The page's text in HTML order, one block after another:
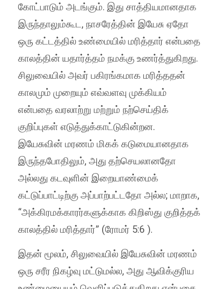
கோட்பாடும் அடங்கும். இது சாத்தியமானதாக
இருந்தாலும்கூட, நாசரேத்தின் இயேசு ஏதோ
ஒரு கட்டத்தில் உண்மையில் மரித்தார் என்பதை
காலத்தின் யதார்த்தம் நமக்கு உணர்த்துகிறது.
சிலுவையில் அவர் பகிரங்கமாக மரித்ததன்
காலமும் முறையும் எவ்வளவு முக்கியம்
என்பதை வரலாற்று மற்றும் நற்செய்திக்
குறிப்புகள் எடுத்துக்காட்டுகின்றன.
இயேசுவின் மரணம் மிகக் கடுமையானதாக
இருந்தபோதிலும், அது தற்செயலானதோ
அல்லது கடவுளின் இறையாண்மைக்
கட்டுப்பாட்டிற்கு அப்பாற்பட்டதோ அல்ல; மாறாக,
“அக்கிரமக்காரர்களுக்காக கிறிஸ்து குறித்தக்
காலத்தில் மரித்தார்” (ரோமர் 5:6 ).
இதன் மூலம், சிலுவையில் இயேசுவின் மரணம்
ஒரு சரீர நிகழ்வு மட்டுமல்ல, அது ஆவிக்குரிய